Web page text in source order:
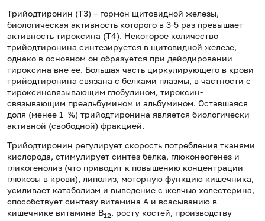
Трийодтиронин (Т3) – гормон щитовидной железы,
биологическая активность которого в 3-5 раз превышает
активность тироксина (Т4). Некоторое количество
трийодтиронина синтезируется в щитовидной железе,
однако в основном он образуется при дейодировании
тироксина вне ее. Большая часть цирку­лирующего в крови
трийодтиронина связана с белками плазмы, в частности с
тироксинсвязывающим глобулином, тироксин-
связывающим преальбумином и альбумином. Оставшаяся
доля (менее 1 %) трийодтиронина является биологически
активной (свободной) фракцией.
Трийодтиронин регулирует скорость потребления тканями
кислорода, стимулирует синтез белка, глюконеогенез и
гликогенолиз (что приводит к повышению концентрации
глюкозы в крови), липолиз, моторную функцию кишечника,
усиливает катаболизм и выведение с желчью холестерина,
способствует синтезу витамина А и всасыванию в
кишечнике витамина B12, росту костей, производству